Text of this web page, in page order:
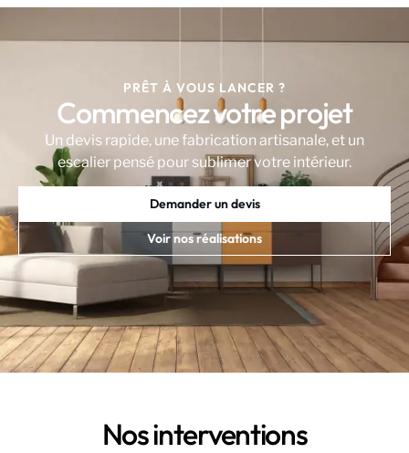
PRÊT À VOUS LANCER ?
Commencez votre projet
Un devis rapide, une fabrication artisanale, et un
escalier pensé pour sublimer votre intérieur.
Demander un devis
Voir nos réalisations
Nos interventions